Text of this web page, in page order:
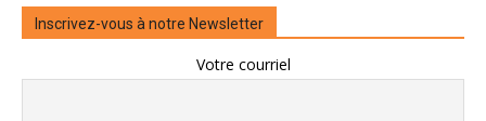
Inscrivez-vous à notre Newsletter
Votre courriel